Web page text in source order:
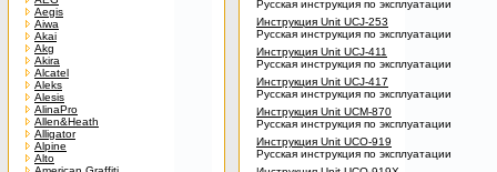
Aegis
Aiwa
Akai
Akg
Akira
Alcatel
Aleks
Alesis
AlinaPro
Allen&Heath
Alligator
Alpine
Alto
Русская инструкция по эксплуатации
Инструкция Unit UCJ-253
Русская инструкция по эксплуатации
Инструкция Unit UCJ-411
Русская инструкция по эксплуатации
Инструкция Unit UCJ-417
Русская инструкция по эксплуатации
Инструкция Unit UCM-870
Русская инструкция по эксплуатации
Инструкция Unit UCO-919
Русская инструкция по эксплуатации